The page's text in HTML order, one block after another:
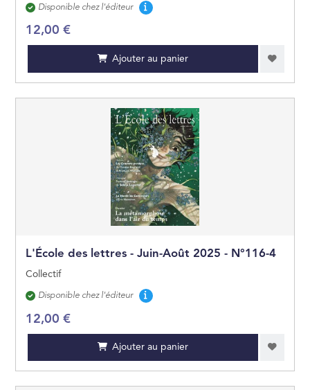
Disponibilité
Disponible chez l'éditeur
12,00 €
Ajouter au panier
L'École des lettres - Juin-Août 2025 - N°116-4
Collectif
Disponibilité
Disponible chez l'éditeur
12,00 €
Ajouter au panier